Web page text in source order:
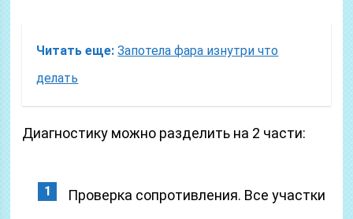
Читать еще: Запотела фара изнутри что
делать
Диагностику можно разделить на 2 части:
Проверка сопротивления. Все участки